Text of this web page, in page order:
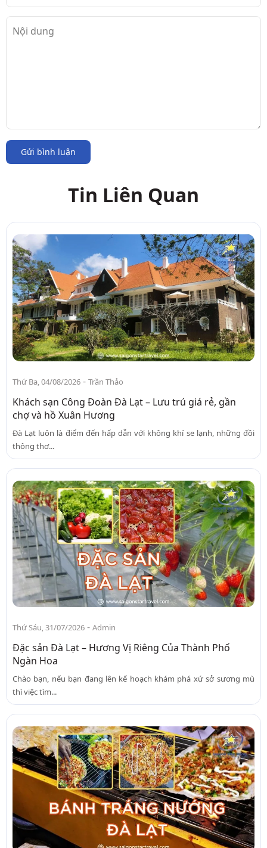
Gửi bình luận
Tin Liên Quan
Thứ Ba, 04/08/2026 - Trần Thảo
Khách sạn Công Đoàn Đà Lạt – Lưu trú giá rẻ, gần
chợ và hồ Xuân Hương
Đà Lạt luôn là điểm đến hấp dẫn với không khí se lạnh, những đồi
thông thơ...
Thứ Sáu, 31/07/2026 - Admin
Đặc sản Đà Lạt – Hương Vị Riêng Của Thành Phố
Ngàn Hoa
Chào bạn, nếu bạn đang lên kế hoạch khám phá xứ sở sương mù
thì việc tìm...